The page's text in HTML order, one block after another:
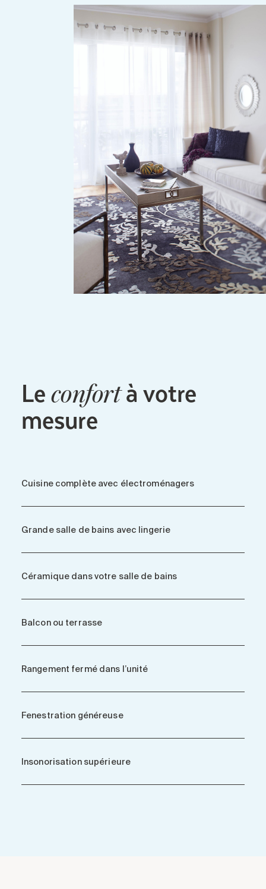
Leconfortà votre
mesure
Cuisine complète avec électroménagers
Grande salle de bains avec lingerie
Céramique dans votre salle de bains
Balcon ou terrasse
Rangement fermé dans l’unité
Fenestration généreuse
Insonorisation supérieure